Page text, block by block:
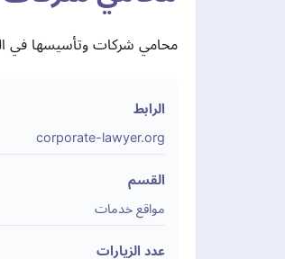
محامي شركات وتأسيسها في
الرابط
corporate-lawyer.org
القسم
مواقع خدمات
عدد الزيارات